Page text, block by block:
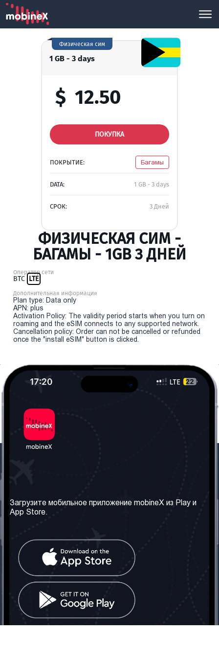
1 GB - 3 days
Физическая сим
$ 12.50
ПОКУПКА
ПОКРЫТИЕ: Багамы
DATA: 1 GB - 3 days
СРОК: 3 Дней
ФИЗИЧЕСКАЯ СИМ -
БАГАМЫ - 1GB 3 ДНЕЙ
Оператор сети
BTC LTE
Дополнительная информация
Plan type: Data only
APN: plus
Activation Policy: The validity period starts when you turn on
roaming and the eSIM connects to any supported network.
Cancellation policy: Order can not be cancelled or refunded
once the "install eSIM" button is clicked.
Наши сервисы
Правила и Условия
Часто задаваемые
вопросы
Контакт
Грузия: Тбилиси
Телефон: +442030340050
Email:info@mobinex.com
Социальные сети
Загрузите мобильное приложение mobineX из Play и
App Store.